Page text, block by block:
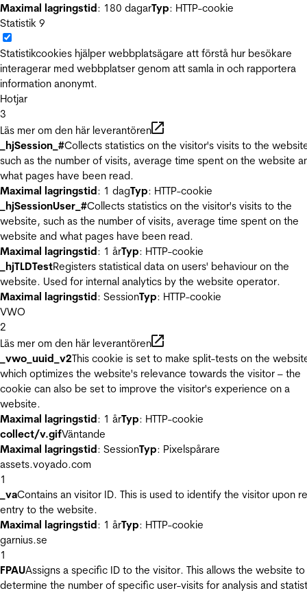
Maximal lagringstid: 180 dagarTyp: HTTP-cookie
Statistik 9
Statistikcookies hjälper webbplatsägare att förstå hur besökare
interagerar med webbplatser genom att samla in och rapportera
information anonymt.
Hotjar
3
Läs mer om den här leverantören
_hjSession_#Collects statistics on the visitor's visits to the
such as the number of visits, average time spent on the website
what pages have been read.
Maximal lagringstid: 1 dagTyp: HTTP-cookie
_hjSessionUser_#Collects statistics on the visitor's visits to the
website, such as the number of visits, average time spent on the
website and what pages have been read.
Maximal lagringstid: 1 årTyp: HTTP-cookie
_hjTLDTestRegisters statistical data on users' behaviour on the
website. Used for internal analytics by the website operator.
Maximal lagringstid: SessionTyp: HTTP-cookie
VWO
2
Läs mer om den här leverantören
_vwo_uuid_v2This cookie is set to make split-tests on the
which optimizes the website's relevance towards the visitor – the
cookie can also be set to improve the visitor's experience on a
website.
Maximal lagringstid: 1 årTyp: HTTP-cookie
collect/v.gifVäntande
Maximal lagringstid: SessionTyp: Pixelspårare
assets.voyado.com
1
_vaContains an visitor ID. This is used to identify the visitor upon
entry to the website.
Maximal lagringstid: 1 årTyp: HTTP-cookie
garnius.se
1
FPAUAssigns a specific ID to the visitor. This allows the website to
determine the number of specific user-visits for analysis and